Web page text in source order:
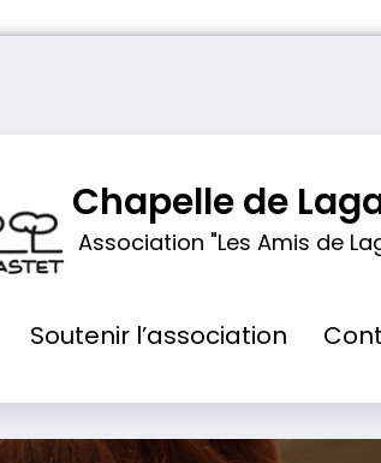
Chapelle de
Association "Les Amis de
Soutenir l’association